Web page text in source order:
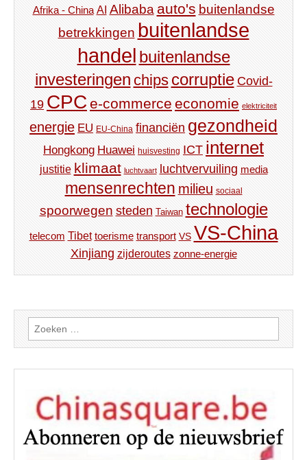
Afrika - China AI Alibaba auto's buitenlandse
betrekkingen buitenlandse
handel buitenlandse
investeringen chips corruptie Covid-
19 CPC e-commerce economie elektriciteit
energie EU EU-China financiën gezondheid
Hongkong Huawei huisvesting ICT internet
justitie klimaat luchtvaart luchtvervuiling media
mensenrechten milieu sociaal
spoorwegen steden Taiwan technologie
telecom Tibet toerisme transport VS VS-China
Xinjiang zijderoutes zonne-energie
Zoeken
naar: